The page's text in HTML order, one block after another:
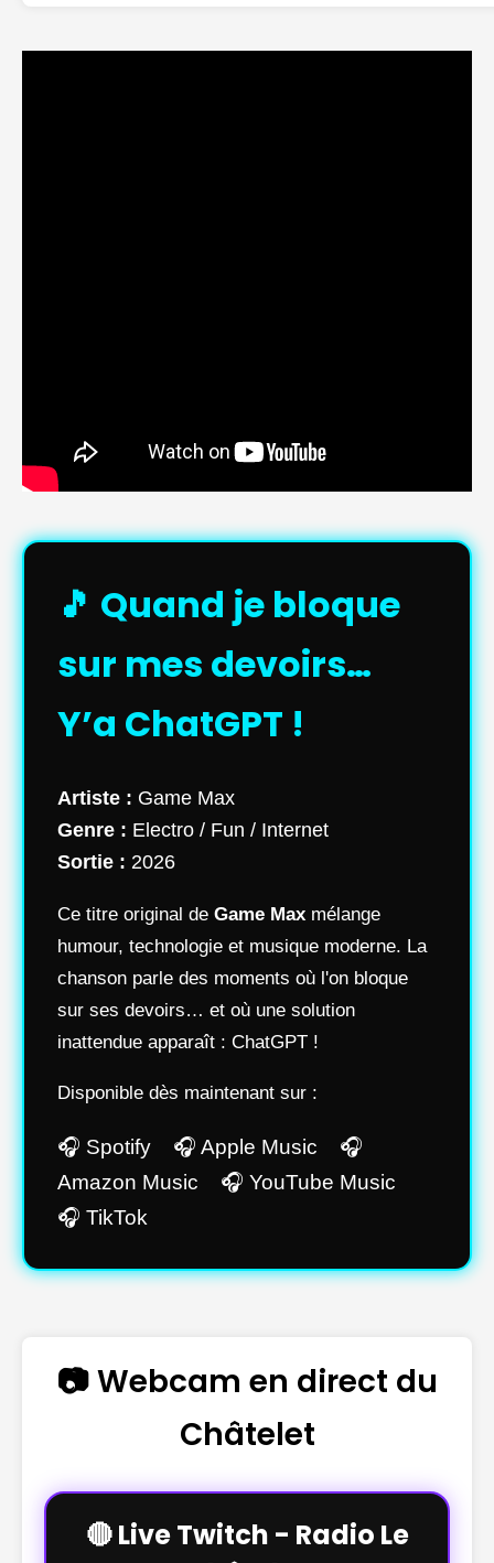
🎵 Quand je bloque
sur mes devoirs…
Y’a ChatGPT !
Artiste : Game Max
Genre : Electro / Fun / Internet
Sortie : 2026
Ce titre original de Game Max mélange
humour, technologie et musique moderne. La
chanson parle des moments où l'on bloque
sur ses devoirs… et où une solution
inattendue apparaît : ChatGPT !
Disponible dès maintenant sur :
🎧 Spotify 🎧 Apple Music 🎧
Amazon Music 🎧 YouTube Music
🎧 TikTok
📷 Webcam en direct du
Châtelet
🔴 Live Twitch - Radio Le